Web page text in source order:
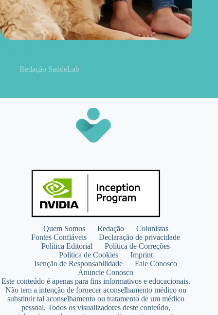
Redação SaúdeLab
Quem Somos Redação
Colunistas
Fontes Confiáveis
Declaração de privacidade
Política Editorial
Política de Correções
Política de Cookies
Imprint
Isenção de Responsabilidade
Fale Conosco
Anuncie Conosco
Este conteúdo é apenas para fins informativos e educacionais.
Não tem a intenção de fornecer aconselhamento médico ou
substituir tal aconselhamento ou tratamento de um médico
pessoal. Todos os visualizadores deste conteúdo,